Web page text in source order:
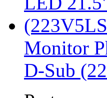
Monitor
D-Sub